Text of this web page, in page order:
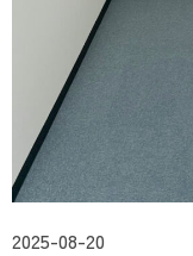
2025-08-20